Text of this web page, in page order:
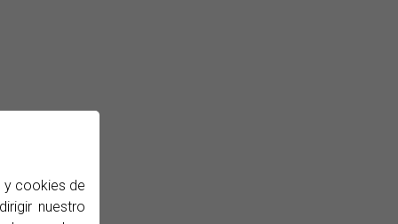
y cookies de
nuestro